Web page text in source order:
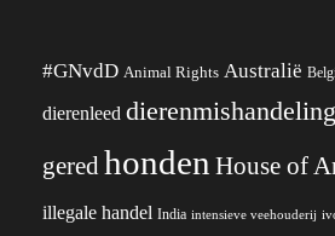
#GNvdD Animal Rights Australië
dierenleed dierenmishandeling
gered honden House of
illegale handel India intensieve veehouderij